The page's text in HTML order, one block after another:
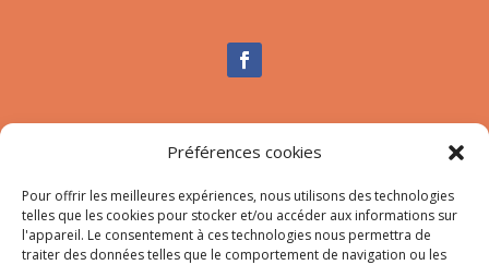
Préférences cookies
Pour offrir les meilleures expériences, nous utilisons des technologies
telles que les cookies pour stocker et/ou accéder aux informations sur
l'appareil. Le consentement à ces technologies nous permettra de
traiter des données telles que le comportement de navigation ou les
Nous contacter
Mail:secretariat-mairie@afa.corsica